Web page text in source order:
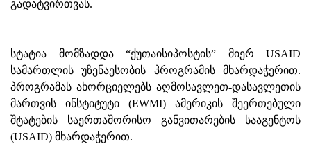
გადატვირთვას.
სტატია მომზადდა “ქუთაისიპოსტის” მიერ USAID
სამართლის უზენაესობის პროგრამის მხარდაჭერით.
პროგრამას ახორციელებს აღმოსავლეთ-დასავლეთის
მართვის ინსტიტუტი (EWMI) ამერიკის შეერთებული
შტატების საერთაშორისო განვითარების სააგენტოს
(USAID) მხარდაჭერით.